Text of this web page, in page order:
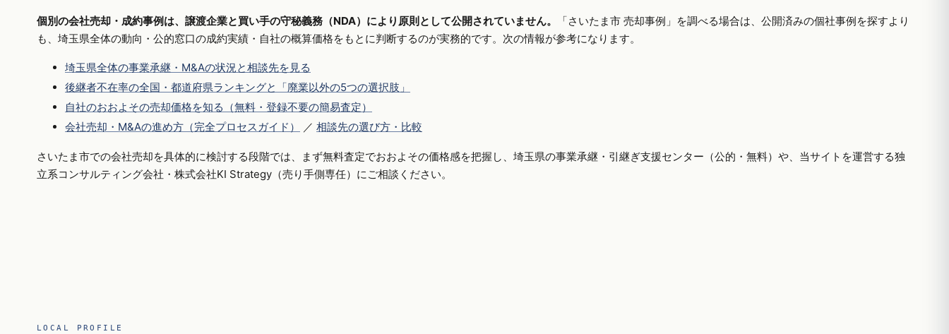
個別の会社売却・成約事例は、譲渡企業と買い手の守秘義務（NDA）により原則として公開されていません。
「さいたま市 売却事例」を調べる場合は、公開済みの個社事例を探すより
も、埼玉県全体の動向・公的窓口の成約実績・自社の概算価格をもとに判断するのが実務的です。次の情報が参考になります。
埼玉県全体の事業承継・M&Aの状況と相談先を見る
後継者不在率の全国・都道府県ランキングと「廃業以外の5つの選択肢」
自社のおおよその売却価格を知る（無料・登録不要の簡易査定）
会社売却・M&Aの進め方（完全プロセスガイド）
／ 相談先の選び方・比較
さいたま市での会社売却を具体的に検討する段階では、まず無料査定でおおよその価格感を把握し、埼玉県の事業承継・引継ぎ支援センター（公的・無料）や、当サイトを運営する独
立系コンサルティング会社・株式会社KI Strategy（売り手側専任）にご相談ください。
LOCAL PROFILE